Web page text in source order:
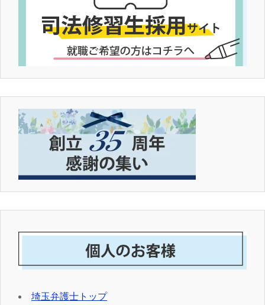
埼玉弁護士トップ